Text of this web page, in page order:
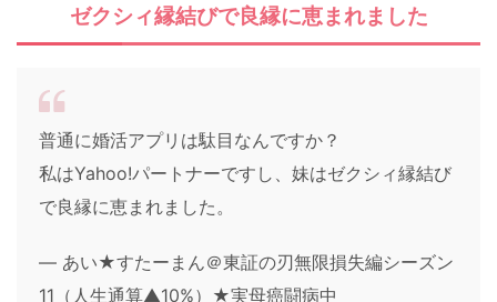
ゼクシィ縁結びで良縁に恵まれました
普通に婚活アプリは駄目なんですか？
私はYahoo!パートナーですし、妹はゼクシィ縁結び
で良縁に恵まれました。
— あい★すたーまん＠東証の刃無限損失編シーズン
11（人生通算▲10%）★実母癌闘病中